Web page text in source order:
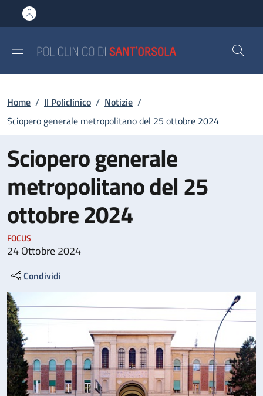
al contenuto principale
to footer content
Briciole di pane
Home / Il Policlinico / Notizie /
Sciopero generale metropolitano del 25 ottobre 2024
Sciopero generale
metropolitano del 25
ottobre 2024
FOCUS
24 Ottobre 2024
Condividi